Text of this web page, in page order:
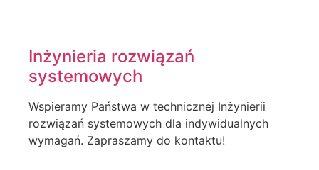
Inżynieria rozwiązań
systemowych
Wspieramy Państwa w technicznej Inżynierii
rozwiązań systemowych dla indywidualnych
wymagań. Zapraszamy do kontaktu!